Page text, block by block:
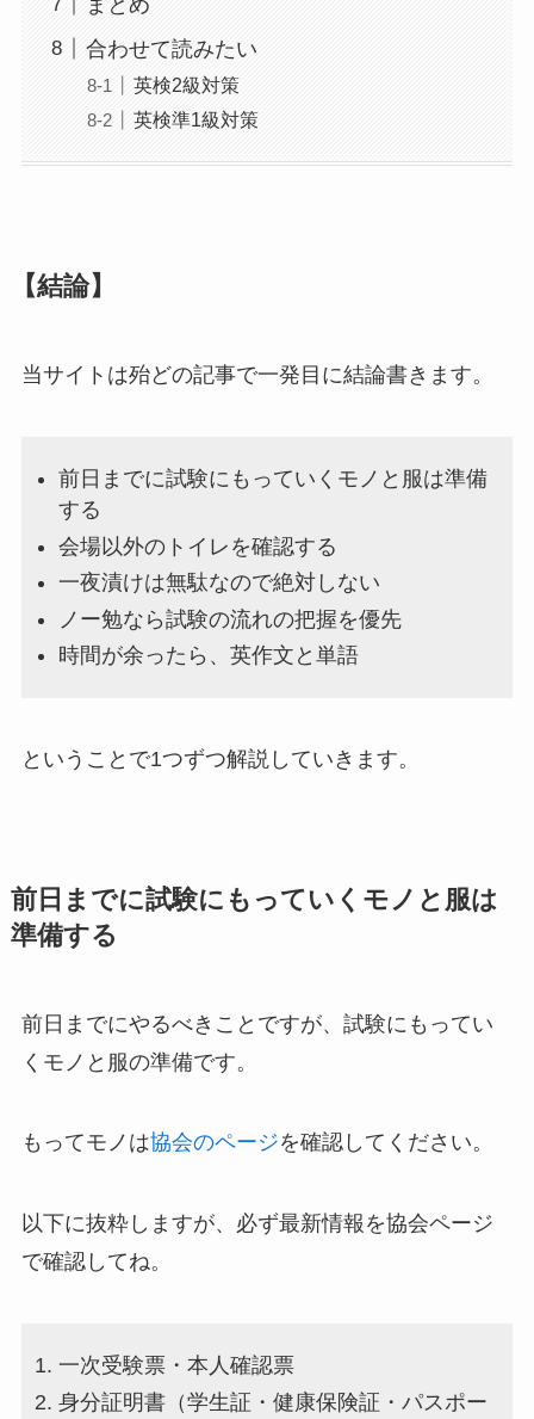
合わせて読みたい
英検2級対策
英検準1級対策
【結論】
当サイトは殆どの記事で一発目に結論書きます。
前日までに試験にもっていくモノと服は準備
する
会場以外のトイレを確認する
一夜漬けは無駄なので絶対しない
ノー勉なら試験の流れの把握を優先
時間が余ったら、英作文と単語
ということで1つずつ解説していきます。
前日までに試験にもっていくモノと服は
準備する
前日までにやるべきことですが、試験にもってい
くモノと服の準備です。
もってモノは協会のページを確認してください。
以下に抜粋しますが、必ず最新情報を協会ページ
で確認してね。
一次受験票・本人確認票
身分証明書（学生証・健康保険証・パスポー